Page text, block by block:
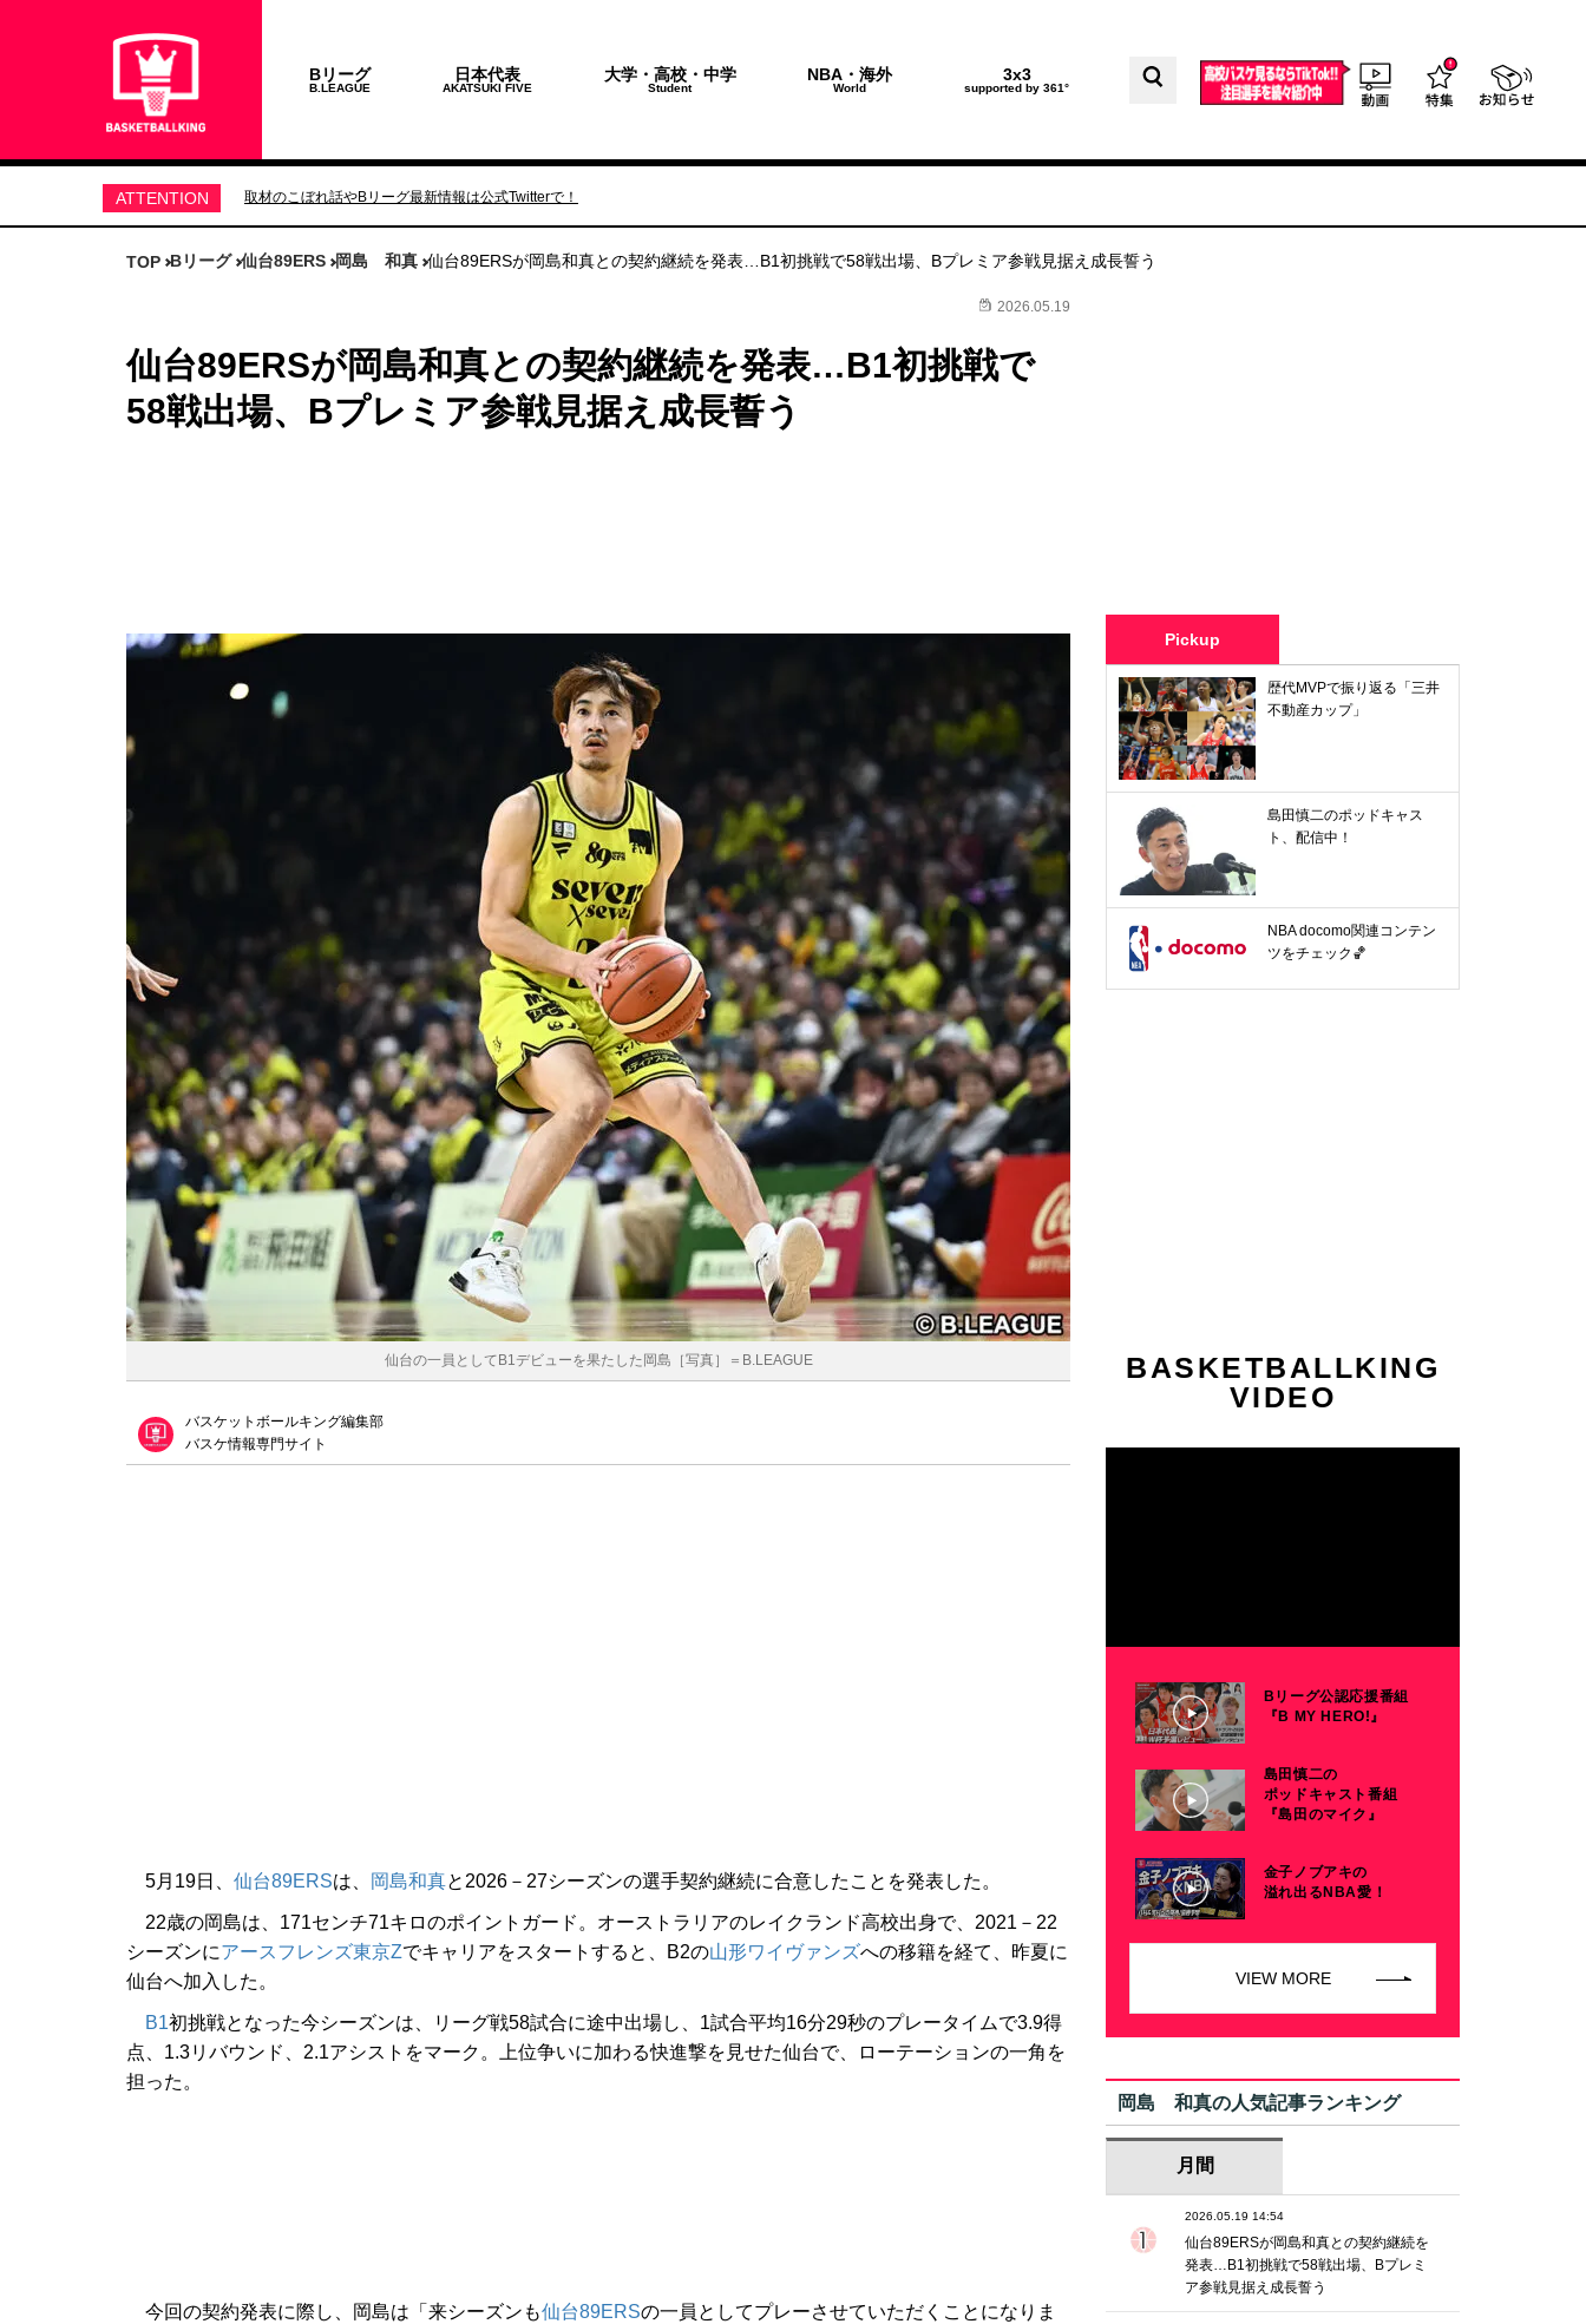
Bリーグ
B.LEAGUE
日本代表
AKATSUKI FIVE
大学・高校・中学
Student
NBA・海外
World
3x3
supported by 361°
ATTENTION 取材のこぼれ話やBリーグ最新情報は公式Twitterで！
TOP Bリーグ 仙台89ERS 岡島 和真 仙台89ERSが岡島和真との契約継続を発表…B1初挑戦で58戦出場、Bプレミア参戦見据え成長誓う
2026.05.19
仙台89ERSが岡島和真との契約継続を発表…B1初挑戦で
58戦出場、Bプレミア参戦見据え成長誓う
仙台の一員としてB1デビューを果たした岡島［写真］＝B.LEAGUE
バスケットボールキング編集部
バスケ情報専門サイト
5月19日、 仙台89ERSは、 岡島和真と2026－27シーズンの選手契約継続に合意したことを発表した。
22歳の岡島は、171センチ71キロのポイントガード。オーストラリアのレイクランド高校出身で、2021－22
シーズンにアースフレンズ東京Zでキャリアをスタートすると、B2の山形ワイヴァンズへの移籍を経て、昨夏に
仙台へ加入した。
B1初挑戦となった今シーズンは、リーグ戦58試合に途中出場し、1試合平均16分29秒のプレータイムで3.9得
点、1.3リバウンド、2.1アシストをマーク。上位争いに加わる快進撃を見せた仙台で、ローテーションの一角を
担った。
今回の契約発表に際し、岡島は「来シーズンも仙台89ERSの一員としてプレーさせていただくことになりま
Pickup
歴代MVPで振り返る「三井
不動産カップ」
島田慎二のポッドキャス
ト、配信中！
NBA docomo関連コンテン
ツをチェック🏀
BASKETBALLKING
VIDEO
Bリーグ公認応援番組
『B MY HERO!』
島田慎二の
ポッドキャスト番組
『島田のマイク』
金子ノブアキの
溢れ出るNBA愛！
VIEW MORE
岡島 和真の人気記事ランキング
月間
2026.05.19 14:54
仙台89ERSが岡島和真との契約継続を
発表…B1初挑戦で58戦出場、Bプレミ
ア参戦見据え成長誓う